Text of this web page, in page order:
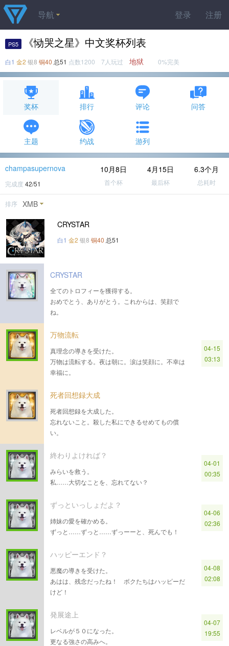
登录 注册
导航
PS5 《恸哭之星》中文奖杯列表
白1 金2 银8 铜40 总51 点数1200 7人玩过 地狱 0%完美
奖杯 排行 评论 问答
主题 约战 游列
champasupernova
完成度 42/51
10月8日
首个杯
4月15日
最后杯
6.3个月
总耗时
排序 XMB
CRYSTAR
白1 金2 银8 铜40 总51
CRYSTAR
全てのトロフィーを獲得する。
おめでとう、ありがとう。これからは、笑顔で
ね。
万物流転
真理念の導きを受けた。
万物は流転する。夜は朝に。涙は笑顔に。不幸は
幸福に。
04-15
03:13
死者回想録大成
死者回想録を大成した。
忘れないこと。殺した私にできるせめてもの償
い。
終わりよければ？
みらいを救う。
私……大切なことを、忘れてない？
04-01
00:35
ずっといっしょだよ？
姉妹の愛を確かめる。
ずっと……ずっと……ずっーーと、死んでも！
04-06
02:36
ハッピーエンド？
悪魔の導きを受けた。
あはは、残念だったね！ ボクたちはハッピーだ
けど！
04-08
02:08
発展途上
レベルが５０になった。
更なる強さの高みへ。
04-07
19:55